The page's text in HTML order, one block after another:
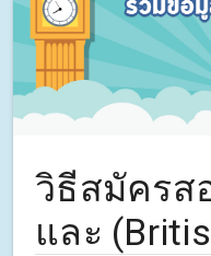
วิธีสมัครส
และ